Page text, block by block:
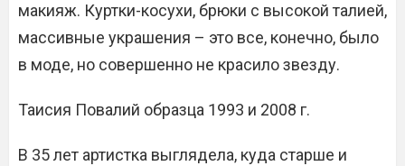
макияж. Куртки-косухи, брюки с высокой талией,
массивные украшения – это все, конечно, было
в моде, но совершенно не красило звезду.
Таисия Повалий образца 1993 и 2008 г.
В 35 лет артистка выглядела, куда старше и